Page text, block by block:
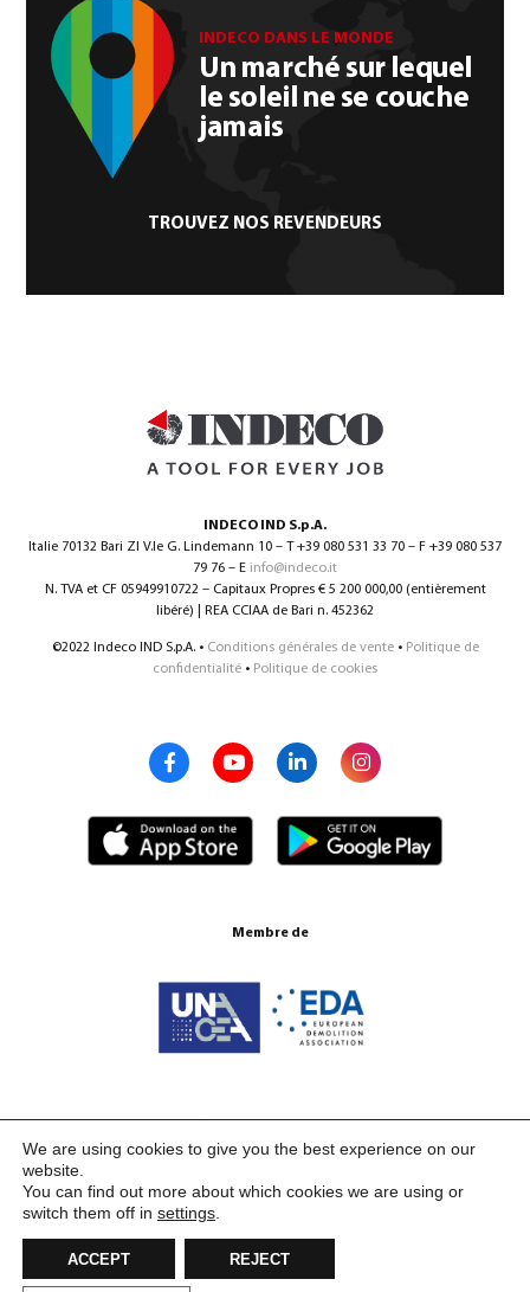
INDECO DANS LE MONDE
Un marché sur lequel
le soleil ne se couche
jamais
TROUVEZ NOS REVENDEURS
INDECO IND S.p.A.
Italie 70132 Bari ZI V.le G. Lindemann 10 – T +39 080 531 33 70 – F +39 080 537
79 76 – E info@indeco.it
N. TVA et CF 05949910722 – Capitaux Propres € 5 200 000,00 (entièrement
libéré) | REA CCIAA de Bari n. 452362
©2022 Indeco IND S.p.A. • Conditions générales de vente• Politique de
confidentialité • Politique de cookies
Membre de
We are using cookies to give you the best experience on our
website.
You can find out more about which cookies we are using or
switch them off in settings
ACCEPT REJECT